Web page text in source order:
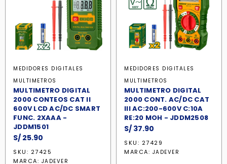
MEDIDORES DIGITALES
MULTIMETROS
MULTIMETRO DIGITAL
2000 CONTEOS CAT II
600V LCD AC/DC SMART
FUNC. 2XAAA -
JDDM1501
S/ 25.90
SKU: 27425
MARCA: JADEVER
MEDIDORES DIGITALES
MULTIMETROS
MULTIMETRO DIGITAL
2000 CONT. AC/DC CAT
III AC:200-600V C:10A
RE:20 MOH - JDDM2508
S/ 37.90
SKU: 27429
MARCA: JADEVER